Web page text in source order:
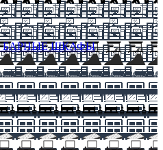
БАРНЫЕ ШКАФЫ